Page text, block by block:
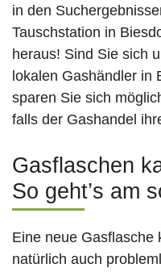
in den
Tauschstation in
heraus! Sind Sie sich
lokalen Gashändler in
sparen Sie sich
falls der Gashandel
Gasflaschen
So geht’s am
Eine neue Gasflasche
natürlich auch